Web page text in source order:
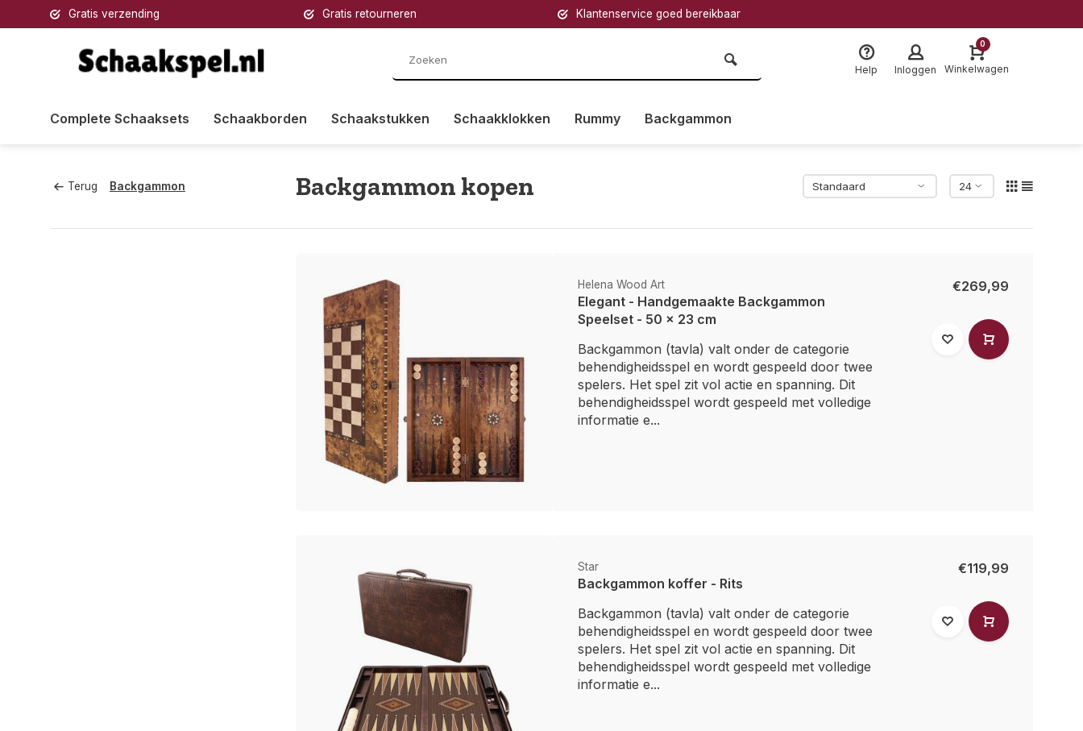
Gratis verzending Gratis retourneren Klantenservice goed bereikbaar
Help Inloggen
0
Winkelwagen
Complete Schaaksets Schaakborden Schaakstukken Schaakklokken Rummy Backgammon
Terug Backgammon Backgammon kopen
Helena Wood Art
Elegant - Handgemaakte Backgammon
Speelset - 50 x 23 cm
Backgammon (tavla) valt onder de categorie
behendigheidsspel en wordt gespeeld door twee
spelers. Het spel zit vol actie en spanning. Dit
behendigheidsspel wordt gespeeld met volledige
informatie e...
€269,99
Star
Backgammon koffer - Rits
Backgammon (tavla) valt onder de categorie
behendigheidsspel en wordt gespeeld door twee
spelers. Het spel zit vol actie en spanning. Dit
behendigheidsspel wordt gespeeld met volledige
informatie e...
€119,99